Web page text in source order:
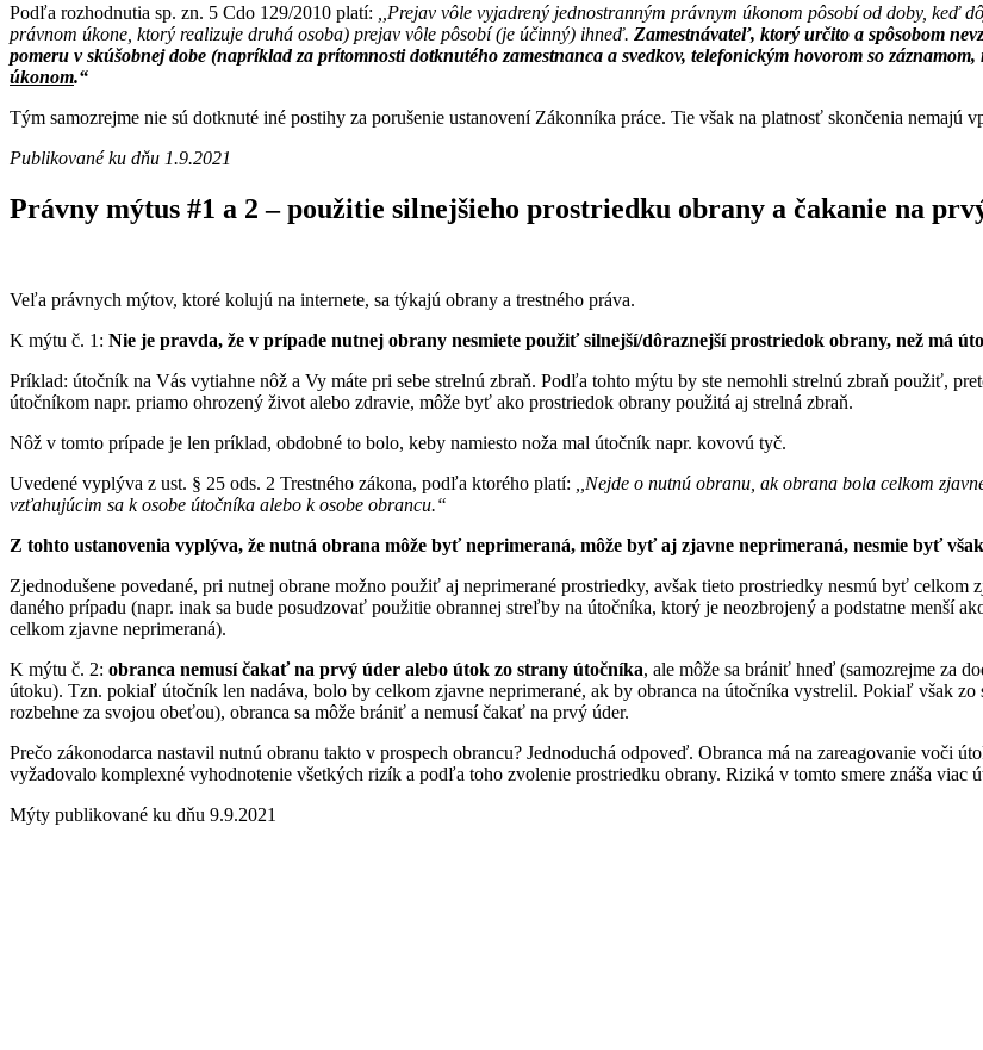
Podľa rozhodnutia sp. zn. 5 Cdo 129/2010 platí:
,,Prejav vôle vyjadrený jednostranným právnym úkonom pôsobí od doby, keď
právnom úkone, ktorý realizuje druhá osoba) prejav vôle pôsobí (je účinný) ihneď. Zamestnávateľ, ktorý určito a spôsobom
pomeru v skúšobnej dobe (napríklad za prítomnosti dotknutého zamestnanca a svedkov, telefonickým hovorom so
úkonom.“
Tým samozrejme nie sú dotknuté iné postihy za porušenie ustanovení Zákonníka práce. Tie však na platnosť skončenia nemajú
Publikované ku dňu 1.9.2021
Právny mýtus #1 a 2 – použitie silnejšieho prostriedku obrany a čakanie na
Veľa právnych mýtov, ktoré kolujú na internete, sa týkajú obrany a trestného práva.
K mýtu č. 1: Nie je pravda, že v prípade nutnej obrany nesmiete použiť silnejší/dôraznejší prostriedok obrany, než má
Príklad: útočník na Vás vytiahne nôž a Vy máte pri sebe strelnú zbraň. Podľa tohto mýtu by ste nemohli strelnú zbraň použiť,
útočníkom napr. priamo ohrozený život alebo zdravie, môže byť ako prostriedok obrany použitá aj strelná zbraň.
Nôž v tomto prípade je len príklad, obdobné to bolo, keby namiesto noža mal útočník napr. kovovú tyč.
Uvedené vyplýva z ust. § 25 ods. 2 Trestného zákona, podľa ktorého platí:
,,Nejde o nutnú obranu, ak obrana bola celkom
vzťahujúcim sa k osobe útočníka alebo k osobe obrancu.“
Z tohto ustanovenia vyplýva, že nutná obrana môže byť neprimeraná, môže byť aj zjavne neprimeraná, nesmie byť
Zjednodušene povedané, pri nutnej obrane možno použiť aj neprimerané prostriedky, avšak tieto prostriedky nesmú byť
daného prípadu (napr. inak sa bude posudzovať použitie obrannej streľby na útočníka, ktorý je neozbrojený a podstatne menší
celkom zjavne neprimeraná).
K mýtu č. 2: obranca nemusí čakať na prvý úder alebo útok zo strany útočníka, ale môže sa brániť hneď (samozrejme za
útoku). Tzn. pokiaľ útočník len nadáva, bolo by celkom zjavne neprimerané, ak by obranca na útočníka vystrelil. Pokiaľ však zo
rozbehne za svojou obeťou), obranca sa môže brániť a nemusí čakať na prvý úder.
Prečo zákonodarca nastavil nutnú obranu takto v prospech obrancu? Jednoduchá odpoveď. Obranca má na zareagovanie voči
vyžadovalo komplexné vyhodnotenie všetkých rizík a podľa toho zvolenie prostriedku obrany. Riziká v tomto smere znáša viac
Mýty publikované ku dňu 9.9.2021